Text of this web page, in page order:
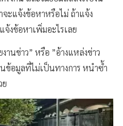
ะแจ้งข้อหาหรือไม่ ถ้าแจ้ง
จ้งข้อหาเพิ่มอะไรเลย
านข่าว” หรือ ”อ้างแหล่งข่าว
ข้อมูลที่ไม่เป็นทางการ หนำซ้ำ